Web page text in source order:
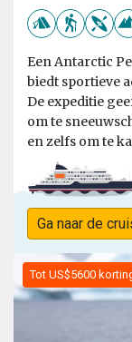
Een Antarctic
biedt sportieve
De expeditie
om te
en zelfs om te
Ga naar de
Tot US$5600